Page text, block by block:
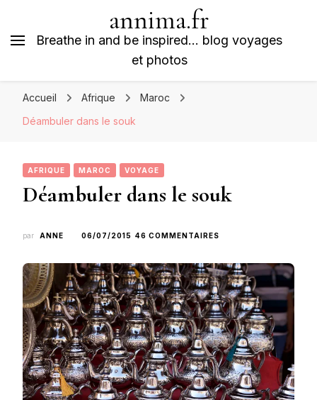
annima.fr
Breathe in and be inspired… blog voyages
et photos
Accueil Afrique
Maroc
Déambuler dans le souk
AFRIQUE MAROC VOYAGE
Déambuler dans le souk
par ANNE 06/07/2015 46 COMMENTAIRES
LE
SOUK